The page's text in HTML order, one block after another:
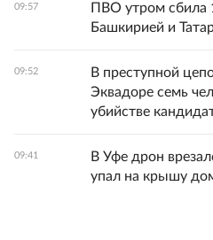
09:57
ПВО утром сбила
Башкирией и
09:52
В преступной
Эквадоре семь
убийстве
09:41
В Уфе дрон
упал на крышу